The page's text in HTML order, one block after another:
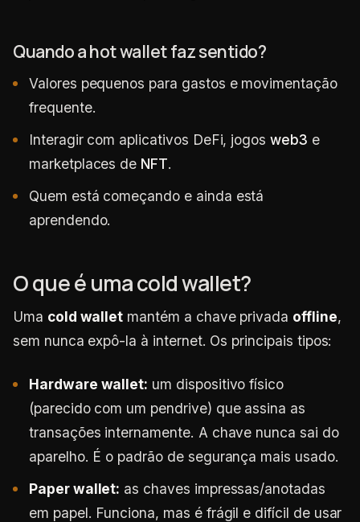
Quando a hot wallet faz sentido?
Valores pequenos para gastos e movimentação
frequente.
Interagir com aplicativos DeFi, jogosweb3 e
marketplaces de NFT.
Quem está começando e ainda está
aprendendo.
O que é uma cold wallet?
Uma cold wallet mantém a chave privada offline,
sem nunca expô-la à internet. Os principais tipos:
Hardware wallet: um dispositivo físico
(parecido com um pendrive) que assina as
transações internamente. A chave nunca sai do
aparelho. É o padrão de segurança mais usado.
Paper wallet: as chaves impressas/anotadas
em papel. Funciona, mas é frágil e difícil de usar